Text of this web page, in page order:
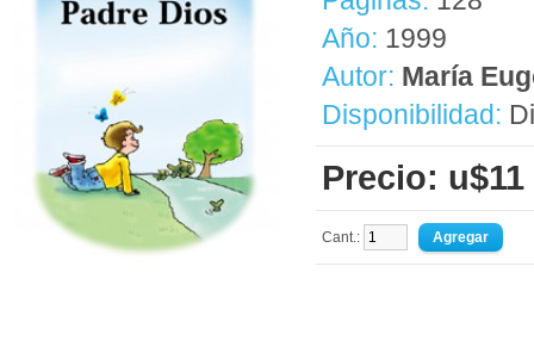
Año: 1999
Autor: María
Disponibilidad:
Precio: u$11
Cant.: